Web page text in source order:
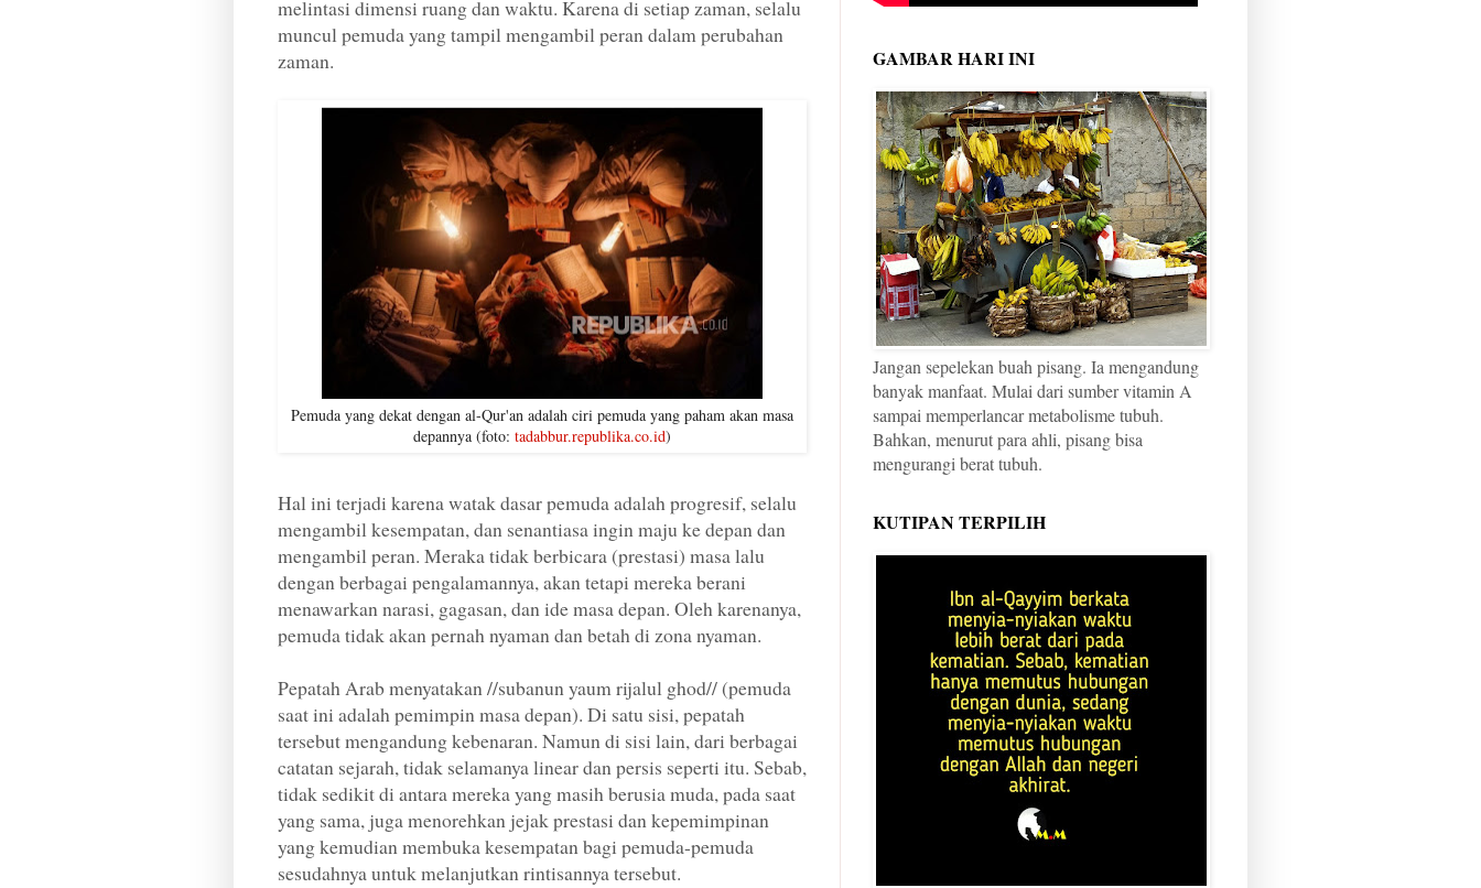
melintasi dimensi ruang dan waktu. Karena di setiap zaman, selalu
muncul pemuda yang tampil mengambil peran dalam perubahan
zaman.
Pemuda yang dekat dengan al-Qur'an adalah ciri pemuda yang paham akan masa
depannya (foto: tadabbur.republika.co.id)
Hal ini terjadi karena watak dasar pemuda adalah progresif, selalu
mengambil kesempatan, dan senantiasa ingin maju ke depan dan
mengambil peran. Meraka tidak berbicara (prestasi) masa lalu
dengan berbagai pengalamannya, akan tetapi mereka berani
menawarkan narasi, gagasan, dan ide masa depan. Oleh karenanya,
pemuda tidak akan pernah nyaman dan betah di zona nyaman.
Pepatah Arab menyatakan //subanun yaum rijalul ghod// (pemuda
saat ini adalah pemimpin masa depan). Di satu sisi, pepatah
tersebut mengandung kebenaran. Namun di sisi lain, dari berbagai
catatan sejarah, tidak selamanya linear dan persis seperti itu. Sebab,
tidak sedikit di antara mereka yang masih berusia muda, pada saat
yang sama, juga menorehkan jejak prestasi dan kepemimpinan
yang kemudian membuka kesempatan bagi pemuda-pemuda
sesudahnya untuk melanjutkan rintisannya tersebut.
GAMBAR HARI INI
Jangan sepelekan buah pisang. Ia mengandung
banyak manfaat. Mulai dari sumber vitamin A
sampai memperlancar metabolisme tubuh.
Bahkan, menurut para ahli, pisang bisa
mengurangi berat tubuh.
KUTIPAN TERPILIH